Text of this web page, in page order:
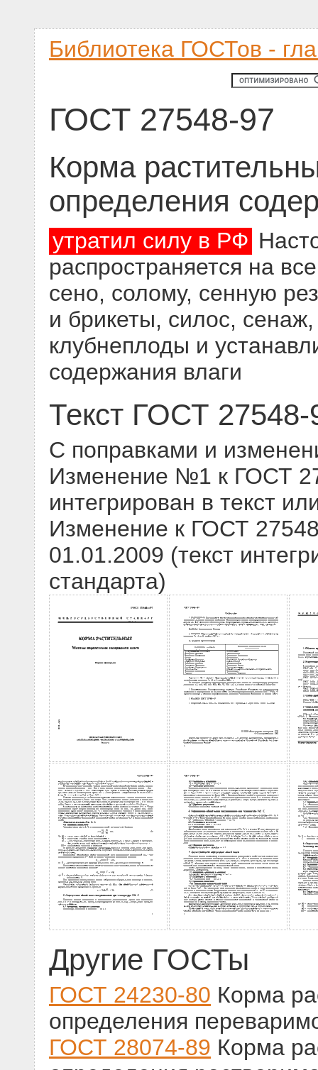
Библиотека ГОСТов -
ГОСТ 27548-97
Корма
определения
утратил силу в РФ
распространяется на
сено, солому, сенную
и брикеты, силос,
клубнеплоды и
содержания влаги
Текст ГОСТ 27548-
С поправками и
Изменение №1 к ГОСТ
интегрирован в текст
Изменение к ГОСТ
01.01.2009 (текст
стандарта)
Другие ГОСТы
ГОСТ 24230-80 Корма
определения
ГОСТ 28074-89 Корма